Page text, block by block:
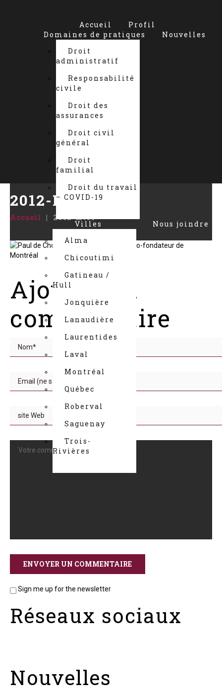
Accueil
Profil
Domaines de pratiques
Droit
administratif
Responsabilité
civile
Droit des
assurances
Droit civil
général
Droit
familial
Droit du travail
– COVID-19
Nouvelles
Villes
Alma
Chicoutimi
Gatineau /
Hull
Jonquière
Lanaudière
Laurentides
Laval
Montréal
Québec
Roberval
Saguenay
Trois-
Rivières
Nous joindre
2012-MT01
Accueil 2012-mt01
Ajouter un
commentaire
Sign me up for the newsletter
Réseaux sociaux
Nouvelles